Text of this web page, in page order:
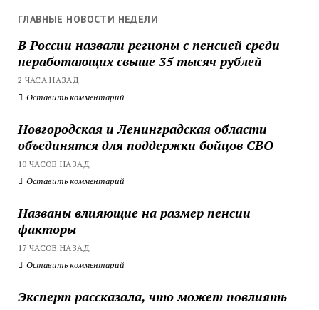
ГЛАВНЫЕ НОВОСТИ НЕДЕЛИ
В России назвали регионы с пенсией среди
неработающих свыше 35 тысяч рублей
2 ЧАСА НАЗАД
Оставить комментарий
Новгородская и Ленинградская области
объединятся для поддержки бойцов СВО
10 ЧАСОВ НАЗАД
Оставить комментарий
Названы влияющие на размер пенсии
факторы
17 ЧАСОВ НАЗАД
Оставить комментарий
Эксперт рассказала, что может повлиять